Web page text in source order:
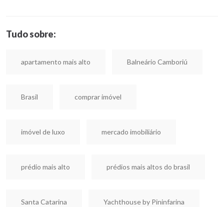
Tudo sobre:
apartamento mais alto Balneário Camboriú
Brasil comprar imóvel
imóvel de luxo mercado imobiliário
prédio mais alto prédios mais altos do brasil
Santa Catarina Yachthouse by Pininfarina